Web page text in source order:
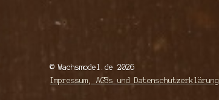
© Wachsmodel.de 2026
Impressum, AGBs und Datenschutzerklärung